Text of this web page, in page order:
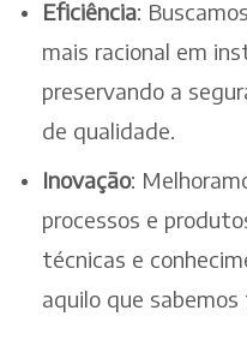
Eficiência:
mais racional em
preservando a
de qualidade.
Inovação:
processos e
técnicas e
aquilo que sabemos